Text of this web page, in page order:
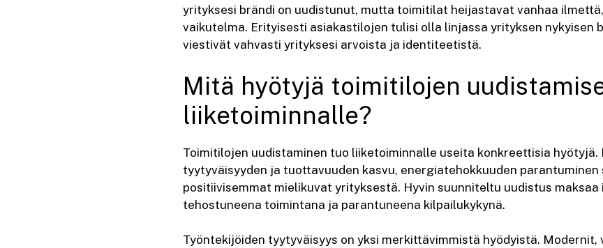
yrityksesi brändi on uudistunut, mutta toimitilat heijastavat vanhaa
vaikutelma. Erityisesti asiakastilojen tulisi olla linjassa yrityksen nykyisen
viestivät vahvasti yrityksesi arvoista ja identiteetistä.
Mitä hyötyjä toimitilojen
liiketoiminnalle?
Toimitilojen uudistaminen tuo liiketoiminnalle useita konkreettisia
tyytyväisyyden ja tuottavuuden kasvu, energiatehokkuuden parantuminen
positiivisemmat mielikuvat yrityksestä. Hyvin suunniteltu uudistus maksaa
tehostuneena toimintana ja parantuneena kilpailukykynä.
Työntekijöiden tyytyväisyys on yksi merkittävimmistä hyödyistä.